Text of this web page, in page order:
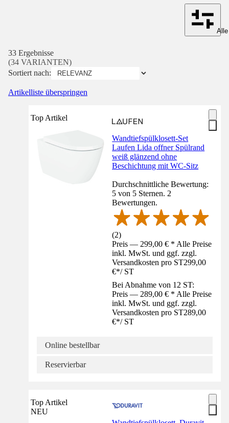
33 Ergebnisse
(34 VARIANTEN)
Sortiert nach:
Artikelliste überspringen
Top Artikel
Wandtiefspülklosett-Set
Laufen Lida offner Spülrand
weiß glänzend ohne
Beschichtung mit WC-Sitz
Durchschnittliche Bewertung:
5 von 5 Sternen. 2
Bewertungen.
(2)
Preis — 299,00 € * Alle Preise
inkl. MwSt. und ggf. zzgl.
Versandkosten pro ST299,00
€*/ ST
Bei Abnahme von 12 ST:
Preis — 289,00 € * Alle Preise
inkl. MwSt. und ggf. zzgl.
Versandkosten pro ST289,00
€*/ ST
Online bestellbar
Reservierbar
Top Artikel
NEU